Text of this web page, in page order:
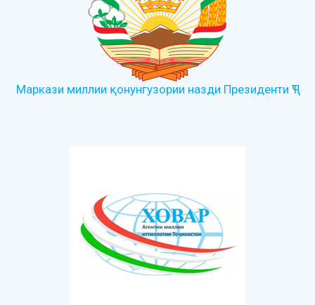
Маркази миллии қонунгузории назди Президенти ҶТ